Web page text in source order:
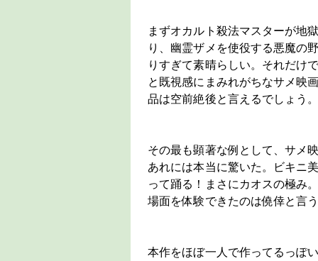
まずオカルト殺法マスターが地
り、幽霊ザメを使役する悪魔の
りすぎて素晴らしい。それだけ
と既視感にまみれがちなサメ映
品は空前絶後と言えるでしょう
その最も顕著な例として、サメ
あれには本当に驚いた。ビキニ
って踊る！まさにカオスの極み
場面を体験できたのは僥倖と言
本作をほぼ一人で作ってるっぽ